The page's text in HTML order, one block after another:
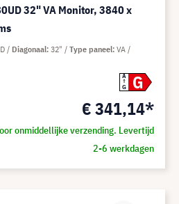
32" VA Monitor, 3840 x
A
G
G
€ 341,14*
onmiddellijke verzending. Levertijd
2-6 werkdagen
Diagonaal 32" Type paneel VA